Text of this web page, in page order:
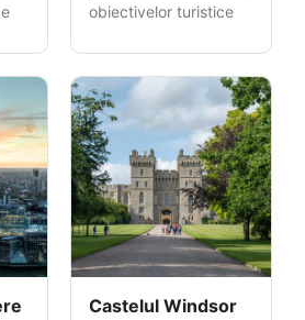
obiectivelor turistice
Castelul Windsor